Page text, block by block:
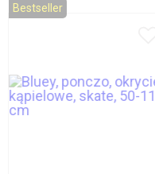
Bestseller